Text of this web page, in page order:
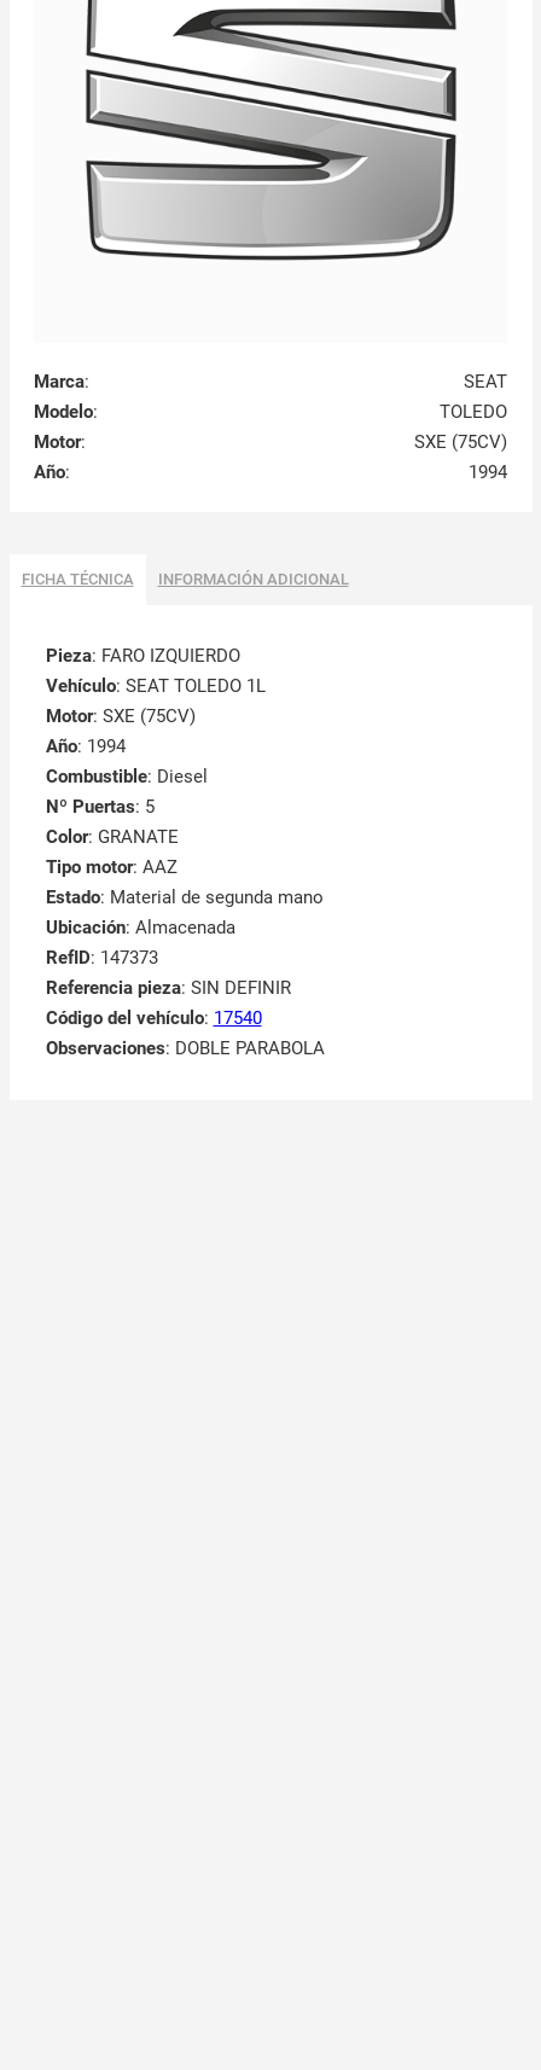
Marca:
SEAT
Modelo:
TOLEDO
Motor:
SXE (75CV)
Año: 1994
FICHA TÉCNICA INFORMACIÓN ADICIONAL
Pieza: FARO IZQUIERDO
Vehículo: SEAT TOLEDO 1L
Motor: SXE (75CV)
Año: 1994
Combustible: Diesel
Nº Puertas: 5
Color: GRANATE
Tipo motor: AAZ
Estado: Material de segunda mano
Ubicación: Almacenada
RefID: 147373
Referencia pieza: SIN DEFINIR
Código del vehículo: 17540
Observaciones: DOBLE PARABOLA